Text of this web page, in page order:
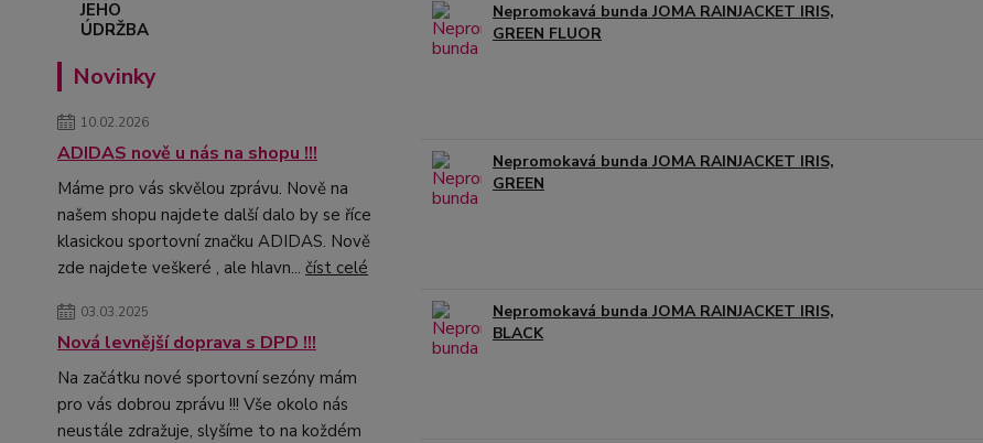
Novinky
10.02.2026
ADIDAS nově u nás na shopu !!!
Máme pro vás skvělou zprávu. Nově na
našem shopu najdete další dalo by se říce
klasickou sportovní značku ADIDAS. Nově
zde najdete veškeré , ale hlavn... číst celé
03.03.2025
Nová levnější doprava s DPD !!!
Na začátku nové sportovní sezóny mám
pro vás dobrou zprávu !!! Vše okolo nás
neustále zdražuje, slyšíme to na koždém
Nepromokavá bunda JOMA RAINJACKET IRIS,
GREEN FLUOR
Nepromokavá bunda JOMA RAINJACKET IRIS,
GREEN
Nepromokavá bunda JOMA RAINJACKET IRIS,
BLACK